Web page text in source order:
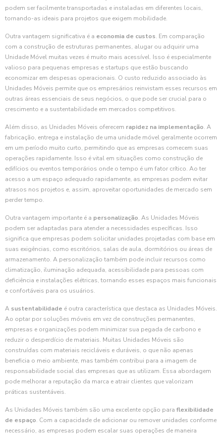
podem ser facilmente transportadas e instaladas em diferentes locais,
tornando-as ideais para projetos que exigem mobilidade.
Outra vantagem significativa é a economia de custos. Em comparação
com a construção de estruturas permanentes, alugar ou adquirir uma
Unidade Móvel muitas vezes é muito mais acessível. Isso é especialmente
valioso para pequenas empresas e startups que estão buscando
economizar em despesas operacionais. O custo reduzido associado às
Unidades Móveis permite que os empresários reinvistam esses recursos em
outras áreas essenciais de seus negócios, o que pode ser crucial para o
crescimento e a sustentabilidade em mercados competitivos.
Além disso, as Unidades Móveis oferecem rapidez na implementação. A
fabricação, entrega e instalação de uma unidade móvel geralmente ocorrem
em um período muito curto, permitindo que as empresas comecem suas
operações rapidamente. Isso é vital em situações como construção de
edifícios ou eventos temporários onde o tempo é um fator crítico. Ao ter
acesso a um espaço adequado rapidamente, as empresas podem evitar
atrasos nos projetos e, assim, aproveitar oportunidades de mercado sem
perder tempo.
Outra vantagem importante é a personalização. As Unidades Móveis
podem ser adaptadas para atender a necessidades específicas. Isso
significa que empresas podem solicitar unidades projetadas com base em
suas exigências, como escritórios, salas de aula, dormitórios ou áreas de
armazenamento. A personalização também pode incluir recursos como
climatização, iluminação adequada, acessibilidade para pessoas com
deficiência e instalações elétricas, tornando esses espaços mais funcionais
e confortáveis para os usuários.
A sustentabilidade é outra característica que destaca as Unidades Móveis.
Ao optar por soluções móveis em vez de construções permanentes,
empresas e organizações podem minimizar sua pegada de carbono e
reduzir o desperdício de materiais. Muitas Unidades Móveis são
construídas com materiais recicláveis e duráveis, o que não apenas
beneficia o meio ambiente, mas também contribui para a imagem de
responsabilidade social das empresas que as utilizam. Essa abordagem
pode melhorar a reputação da marca e atrair clientes que valorizam
práticas sustentáveis.
As Unidades Móveis também são uma excelente opção para flexibilidade
de espaço. Com a capacidade de adicionar ou remover unidades conforme
necessário, as empresas podem escalar suas operações de maneira